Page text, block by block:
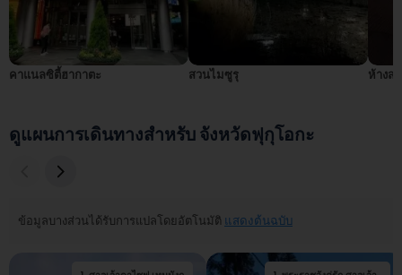
คาแนลซิตี้ฮากาตะ สวนไมซูรุ ห้างส
ดูแผนการเดินทางสำหรับ จังหวัดฟุกุโอกะ
ข้อมูลบางส่วนได้รับการแปลโดยอัตโนมัติ แสดงต้นฉบับ